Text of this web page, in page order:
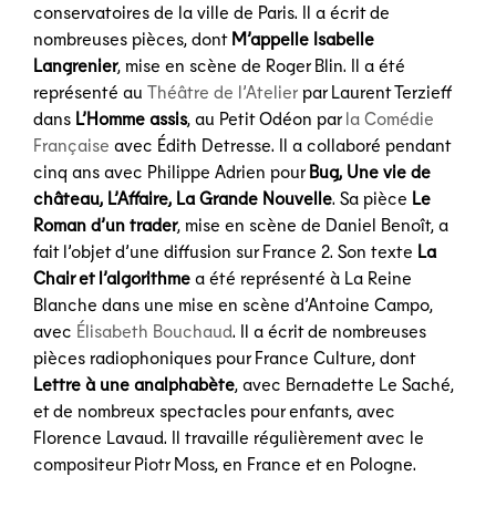
conservatoires de la ville de Paris. Il a écrit de
nombreuses pièces, dont M’appelle Isabelle
Langrenier, mise en scène de Roger Blin. Il a été
représenté au Théâtre de l’Atelier par Laurent Terzieff
dans L’Homme assis, au Petit Odéon par la Comédie
Française avec Édith Detresse. Il a collaboré pendant
cinq ans avec Philippe Adrien pour Bug, Une vie de
château, L’Affaire, La Grande Nouvelle. Sa pièce Le
Roman d’un trader, mise en scène de Daniel Benoît, a
fait l’objet d’une diffusion sur France 2. Son texte La
Chair et l’algorithme a été représenté à La Reine
Blanche dans une mise en scène d’Antoine Campo,
avec Élisabeth Bouchaud. Il a écrit de nombreuses
pièces radiophoniques pour France Culture, dont
Lettre à une analphabète, avec Bernadette Le Saché,
et de nombreux spectacles pour enfants, avec
Florence Lavaud. Il travaille régulièrement avec le
compositeur Piotr Moss, en France et en Pologne.